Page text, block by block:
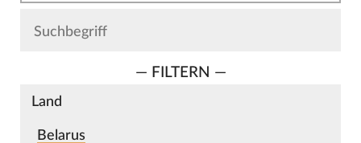
— FILTERN —
Land
Belarus